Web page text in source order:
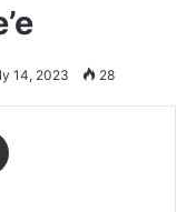
14, 2023 28